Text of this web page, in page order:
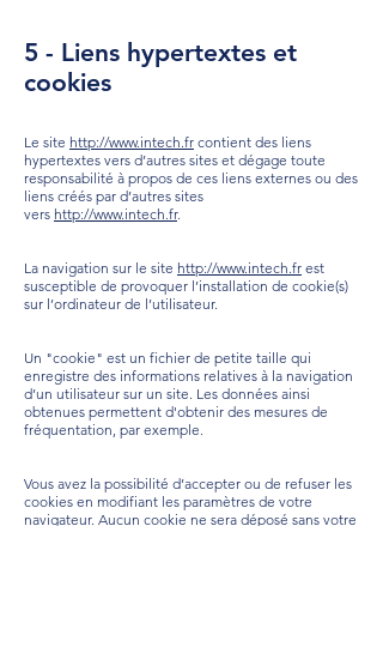
5 - Liens hypertextes et
cookies
Le site http://www.intech.fr contient des liens
hypertextes vers d’autres sites et dégage toute
responsabilité à propos de ces liens externes ou des
liens créés par d’autres sites
vers http://www.intech.fr.
La navigation sur le site http://www.intech.fr est
susceptible de provoquer l’installation de cookie(s)
sur l’ordinateur de l’utilisateur.
Un "cookie" est un fichier de petite taille qui
enregistre des informations relatives à la navigation
d’un utilisateur sur un site. Les données ainsi
obtenues permettent d'obtenir des mesures de
fréquentation, par exemple.
Vous avez la possibilité d’accepter ou de refuser les
cookies en modifiant les paramètres de votre
navigateur. Aucun cookie ne sera déposé sans votre